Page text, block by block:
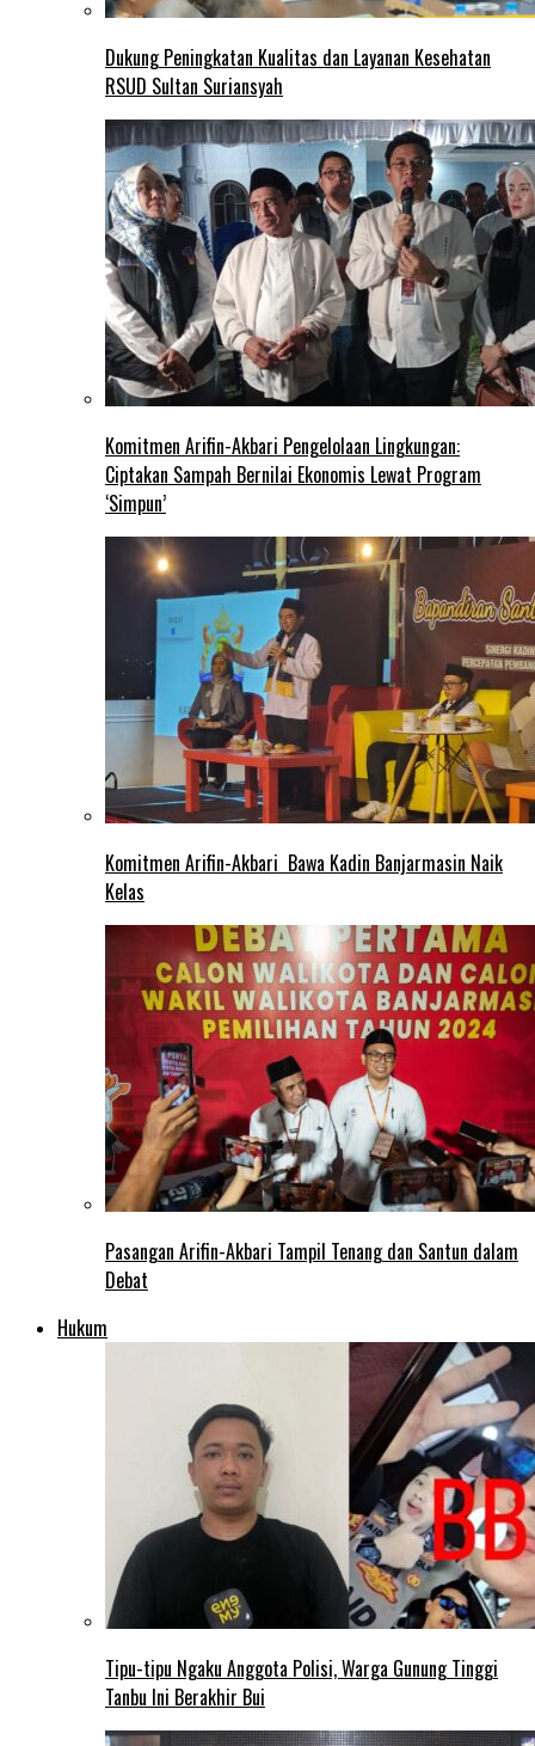
Dukung Peningkatan Kualitas dan Layanan Kesehatan
RSUD Sultan Suriansyah
Komitmen Arifin-Akbari Pengelolaan Lingkungan:
Ciptakan Sampah Bernilai Ekonomis Lewat Program
‘Simpun’
Komitmen Arifin-Akbari Bawa Kadin Banjarmasin Naik
Kelas
Pasangan Arifin-Akbari Tampil Tenang dan Santun dalam
Debat
Hukum
Tipu-tipu Ngaku Anggota Polisi, Warga Gunung Tinggi
Tanbu Ini Berakhir Bui